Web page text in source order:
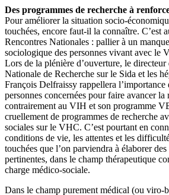
Des programmes de recherche à
Pour améliorer la situation socio-
touchées, encore faut-il la connaître. C’est
Rencontres Nationales : pallier à un
sociologique des personnes vivant avec le
Lors de la plénière d’ouverture, le
Nationale de Recherche sur le Sida et les
François Delfraissy rappellera l’importance
personnes concernées pour faire avancer la
contrairement au VIH et son programme
cruellement de programmes de recherche
sociales sur le VHC. C’est pourtant en
conditions de vie, les attentes et les
touchées que l’on parviendra à élaborer
pertinentes, dans le champ thérapeutique
charge médico-sociale.
Dans le champ purement médical (ou viro-